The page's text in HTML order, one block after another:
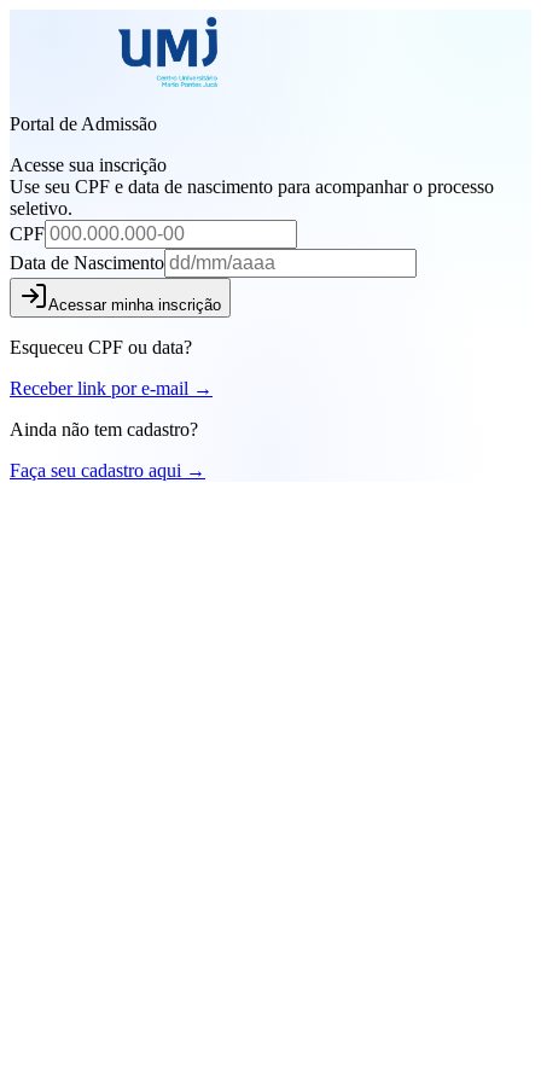
Portal de Admissão
Acesse sua inscrição
Use seu CPF e data de nascimento para acompanhar o processo
seletivo.
CPF
Data de Nascimento
Acessar minha inscrição
Esqueceu CPF ou data?
Receber link por e-mail →
Ainda não tem cadastro?
Faça seu cadastro aqui →